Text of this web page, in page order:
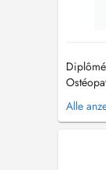
et
leur
que
Alle